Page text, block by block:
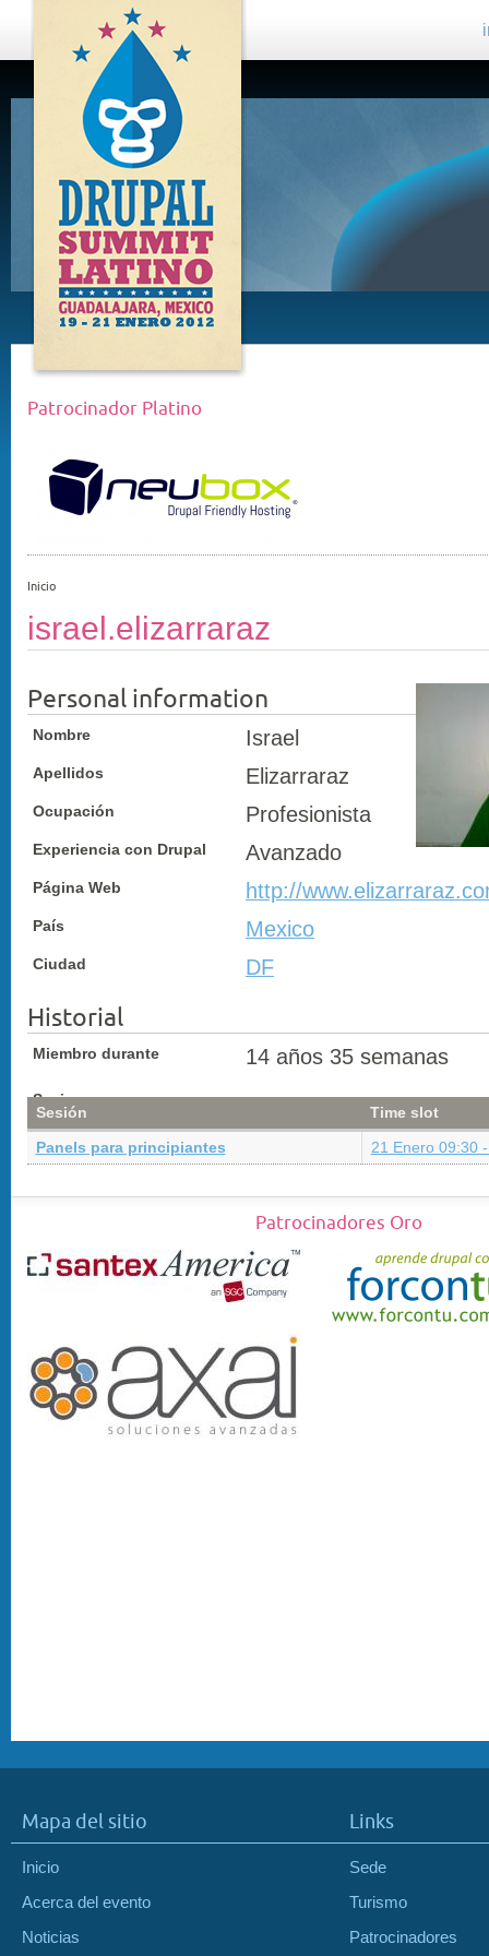
DRUPAL
SUMMIT
LATINO,
GUADALAJARA
2012
Patrocinador Platino
Inicio
israel.elizarraraz
Personal information
Nombre Israel
Apellidos Elizarraraz
Ocupación Profesionista
Experiencia con Drupal Avanzado
Página Web http://
País Mexico
Ciudad DF
Historial
Miembro durante 14 años 35 semanas
Sesiones
Sesión
Time slot
Panels para principiantes
21 Enero 09:30
Patrocinadores Oro
Mapa del sitio
Inicio
Acerca del evento
Noticias
Links
Sede
Turismo
Patrocinadores